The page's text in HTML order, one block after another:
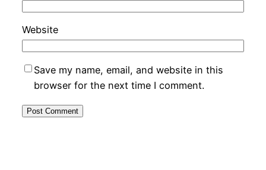
Website
Save my name, email, and website in this
browser for the next time I comment.